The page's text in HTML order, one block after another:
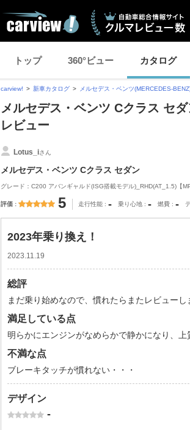
トップ 360°ビュー カタログ
carview! 新車カタログ メルセデス・ベンツ(MERCEDES-
メルセデス・ベンツ Cクラス セ
レビュー
Lotus_iさん
メルセデス・ベンツ Cクラス セダン
グレード：C200 アバンギャルド(ISG搭載モデル)_RHD(AT_1.5)【
評価 5 走行性能 - 乗り心地 - 燃費 -
2023年乗り換え！
2023.11.19
総評
まだ乗り始めなので、慣れたらまたレビューし
満足している点
明らかにエンジンがなめらかで静かになり、上
不満な点
ブレーキタッチが慣れない・・・
デザイン
-